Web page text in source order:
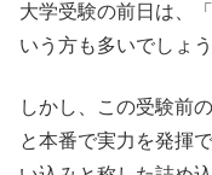
大学受験の前日は、
いう方も多いでしょう
しかし、この受験前
と本番で実力を発揮